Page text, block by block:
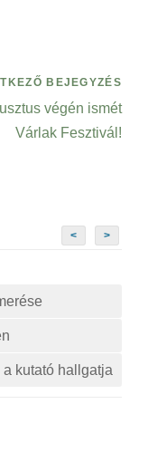
BEJEGYZÉS
végén ismét
Várlak Fesztivál!
< >
a kutató hallgatja